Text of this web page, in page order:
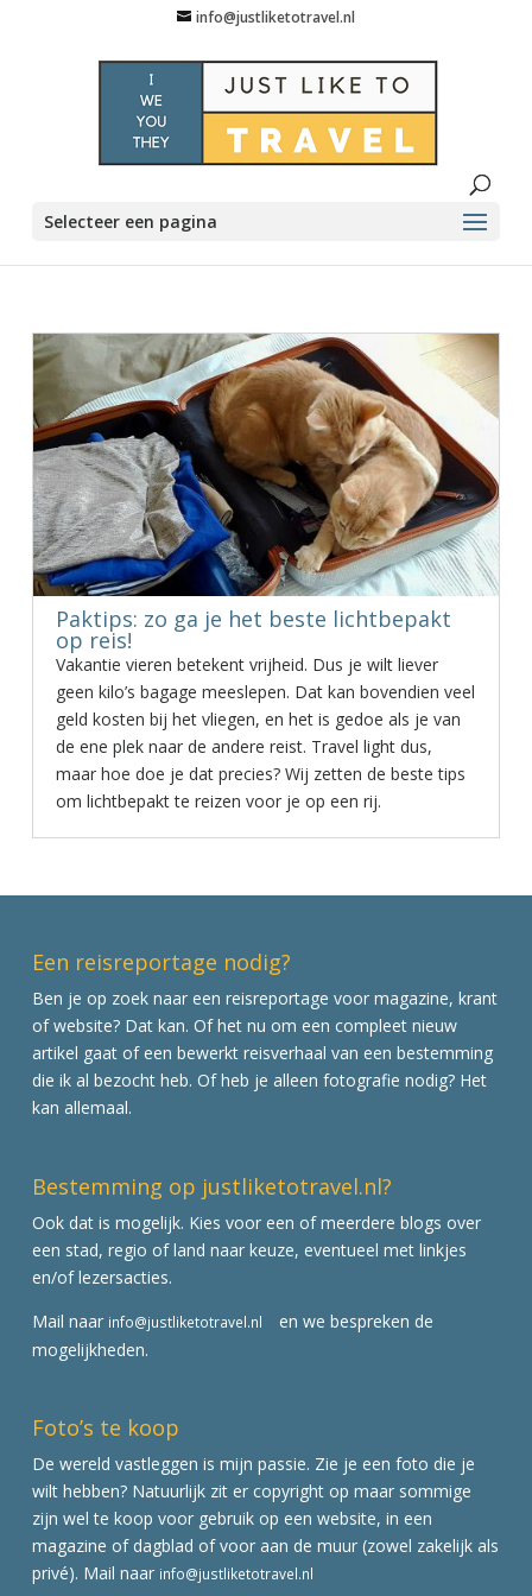
info@justliketotravel.nl
Selecteer een pagina
Paktips: zo ga je het beste lichtbepakt
op reis!
Vakantie vieren betekent vrijheid. Dus je wilt liever
geen kilo’s bagage meeslepen. Dat kan bovendien veel
geld kosten bij het vliegen, en het is gedoe als je van
de ene plek naar de andere reist. Travel light dus,
maar hoe doe je dat precies? Wij zetten de beste tips
om lichtbepakt te reizen voor je op een rij.
Een reisreportage nodig?
Ben je op zoek naar een reisreportage voor magazine, krant
of website? Dat kan. Of het nu om een compleet nieuw
artikel gaat of een bewerkt reisverhaal van een bestemming
die ik al bezocht heb. Of heb je alleen fotografie nodig? Het
kan allemaal.
Bestemming op justliketotravel.nl?
Ook dat is mogelijk. Kies voor een of meerdere blogs over
een stad, regio of land naar keuze, eventueel met linkjes
en/of lezersacties.
Mail naar info@justliketotravel.nl
en we bespreken de
mogelijkheden.
Foto’s te koop
De wereld vastleggen is mijn passie. Zie je een foto die je
wilt hebben? Natuurlijk zit er copyright op maar sommige
zijn wel te koop voor gebruik op een website, in een
magazine of dagblad of voor aan de muur (zowel zakelijk als
privé). Mail naar info@justliketotravel.nl